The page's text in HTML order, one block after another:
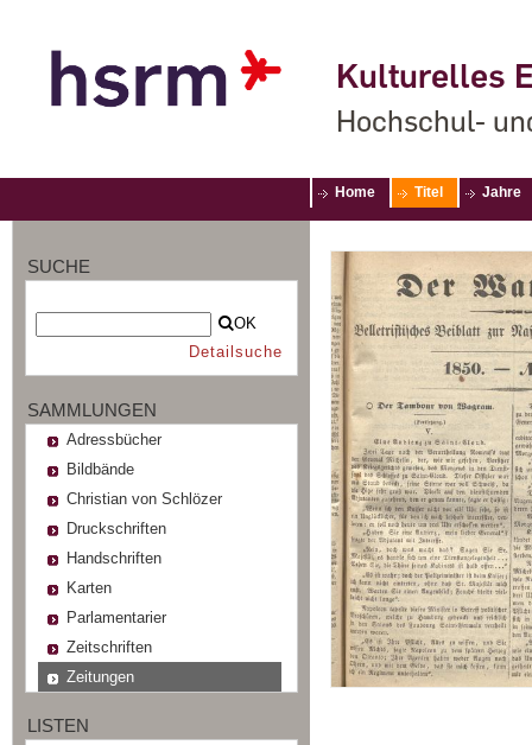
Kulturelles
Hochschul-
Home Titel Jahre
SUCHE
OK
Detailsuche
SAMMLUNGEN
Adressbücher
Bildbände
Christian von Schlözer
Druckschriften
Handschriften
Karten
Parlamentarier
Zeitschriften
Zeitungen
LISTEN